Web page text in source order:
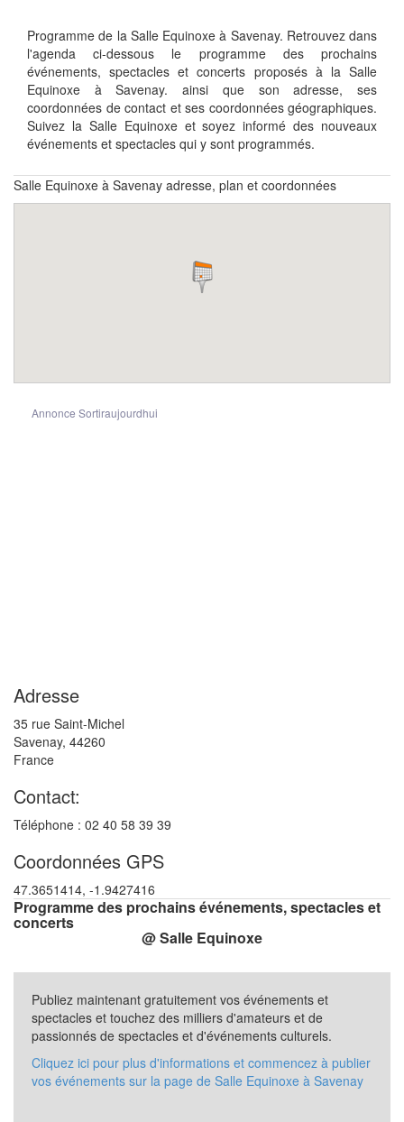
Programme de la Salle Equinoxe à Savenay. Retrouvez dans
l'agenda ci-dessous le programme des prochains
événements, spectacles et concerts proposés à la Salle
Equinoxe à Savenay. ainsi que son adresse, ses
coordonnées de contact et ses coordonnées géographiques.
Suivez la Salle Equinoxe et soyez informé des nouveaux
événements et spectacles qui y sont programmés.
Salle Equinoxe à Savenay adresse, plan et coordonnées
Annonce Sortiraujourdhui
Adresse
35 rue Saint-Michel
Savenay, 44260
France
Contact:
Téléphone : 02 40 58 39 39
Coordonnées GPS
47.3651414, -1.9427416
Programme des prochains événements, spectacles et
concerts
@ Salle Equinoxe
Publiez maintenant gratuitement vos événements et
spectacles et touchez des milliers d'amateurs et de
passionnés de spectacles et d'événements culturels.
Cliquez ici pour plus d'informations et commencez à publier
vos événements sur la page de Salle Equinoxe à Savenay